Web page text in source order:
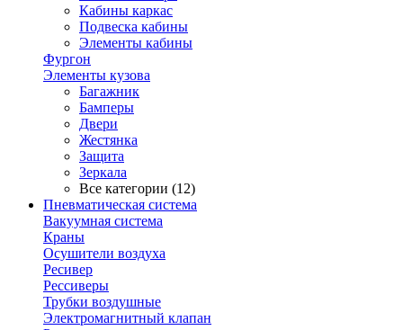
Кабины каркас
Подвеска кабины
Элементы кабины
Фургон
Элементы кузова
Багажник
Бамперы
Двери
Жестянка
Защита
Зеркала
Все категории (12)
Пневматическая система
Вакуумная система
Краны
Осушители воздуха
Ресивер
Рессиверы
Трубки воздушные
Электромагнитный клапан